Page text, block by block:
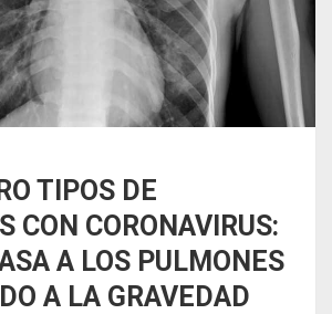
TIPOS DE
CON CORONAVIRUS:
A LOS PULMONES
A LA GRAVEDAD